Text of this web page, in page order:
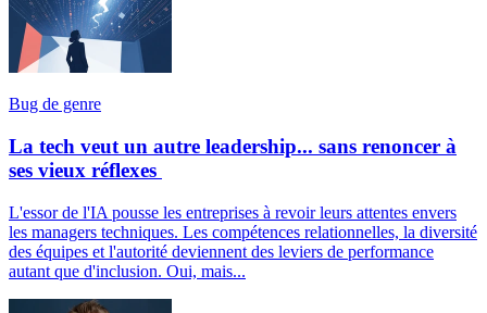
Bug de genre
La tech veut un autre leadership... sans renoncer à
ses vieux réflexes
L'essor de l'IA pousse les entreprises à revoir leurs attentes envers
les managers techniques. Les compétences relationnelles, la diversité
des équipes et l'autorité deviennent des leviers de performance
autant que d'inclusion. Oui, mais...